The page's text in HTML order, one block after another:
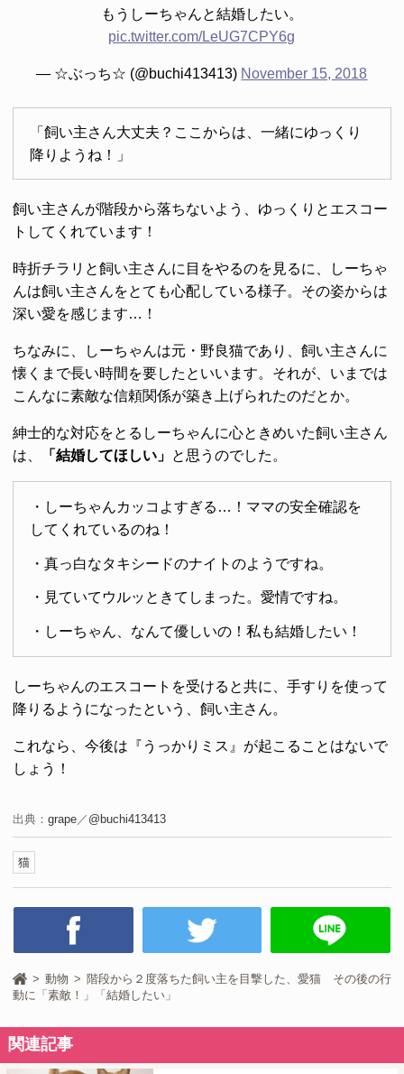
もうしーちゃんと結婚したい。
pic.twitter.com/LeUG7CPY6g
— ☆ぶっち☆ (@buchi413413) November 15, 2018
「飼い主さん大丈夫？ここからは、一緒にゆっくり
降りようね！」
飼い主さんが階段から落ちないよう、ゆっくりとエスコー
トしてくれています！
時折チラリと飼い主さんに目をやるのを見るに、しーちゃ
んは飼い主さんをとても心配している様子。その姿からは
深い愛を感じます…！
ちなみに、しーちゃんは元・野良猫であり、飼い主さんに
懐くまで長い時間を要したといいます。それが、いまでは
こんなに素敵な信頼関係が築き上げられたのだとか。
紳士的な対応をとるしーちゃんに心ときめいた飼い主さん
は、
「結婚してほしい」 と思うのでした。
・しーちゃんカッコよすぎる…！ママの安全確認を
してくれているのね！
・真っ白なタキシードのナイトのようですね。
・見ていてウルッときてしまった。愛情ですね。
・しーちゃん、なんて優しいの！私も結婚したい！
しーちゃんのエスコートを受けると共に、手すりを使って
降りるようになったという、飼い主さん。
これなら、今後は『うっかりミス』が起こることはないで
しょう！
出典： grape ／ @buchi413413
猫
動物
階段から２度落ちた飼い主を目撃した、愛猫 その後の行
動に「素敵！」「結婚したい」
関連記事